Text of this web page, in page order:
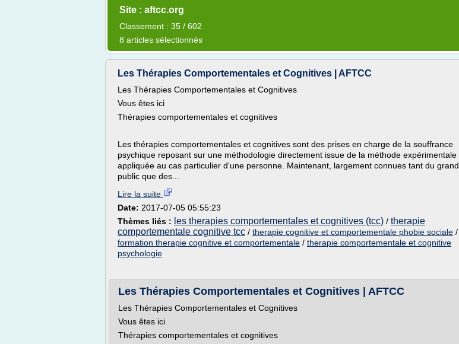
Site : aftcc.org
Classement : 35 / 602
8 articles sélectionnés
Les Thérapies Comportementales et Cognitives | AFTCC
Les Thérapies Comportementales et Cognitives
Vous êtes ici
Thérapies comportementales et cognitives
Les thérapies comportementales et cognitives sont des prises en charge de la souffrance
psychique reposant sur une méthodologie directement issue de la méthode expérimentale
appliquée au cas particulier d'une personne. Maintenant, largement connues tant du grand
public que des...
Lire la suite
Date: 2017-07-05 05:55:23
Thèmes liés : les therapies comportementales et cognitives (tcc) / therapie
comportementale cognitive tcc / therapie cognitive et comportementale phobie sociale /
formation therapie cognitive et comportementale / therapie comportementale et cognitive
psychologie
Les Thérapies Comportementales et Cognitives | AFTCC
Les Thérapies Comportementales et Cognitives
Vous êtes ici
Thérapies comportementales et cognitives